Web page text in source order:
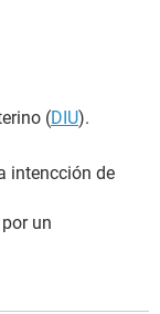
(DIU).
intencción de
un